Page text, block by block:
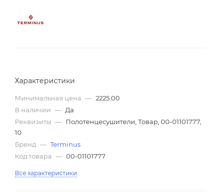
Характеристики
Минимальная цена — 2225.00
В наличии — Да
Реквизиты — Полотенцесушители, Товар, 00-01101777,
10
Бренд — Terminus
Код товара — 00-01101777
Все характеристики